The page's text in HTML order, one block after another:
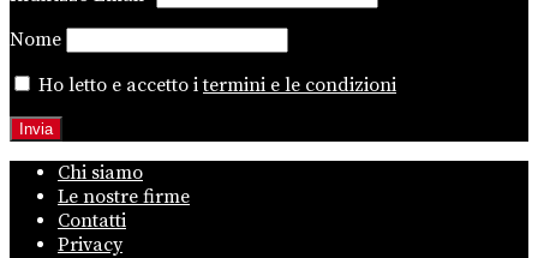
Nome
Ho letto e accetto itermini e le condizioni
Chi siamo
Le nostre firme
Contatti
Privacy